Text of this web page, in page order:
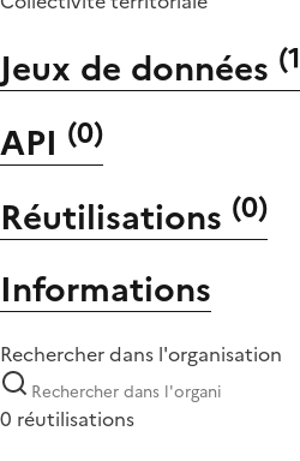
Jeux de données (1
API (0)
Réutilisations (0)
Informations
Rechercher dans l'organisation
0 réutilisations